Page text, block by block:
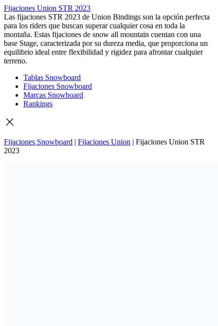
Fijaciones Union STR 2023
Las fijaciones STR 2023 de Union Bindings son la opción perfecta
para los riders que buscan superar cualquier cosa en toda la
montaña. Estas fijaciones de snow all mountain cuentan con una
base Stage, caracterizada por su dureza media, que proporciona un
equilibrio ideal entre flexibilidad y rigidez para afrontar cualquier
terreno.
Tablas Snowboard
Fijaciones Snowboard
Marcas Snowboard
Rankings
Fijaciones Snowboard | Fijaciones Union | Fijaciones Union STR
2023